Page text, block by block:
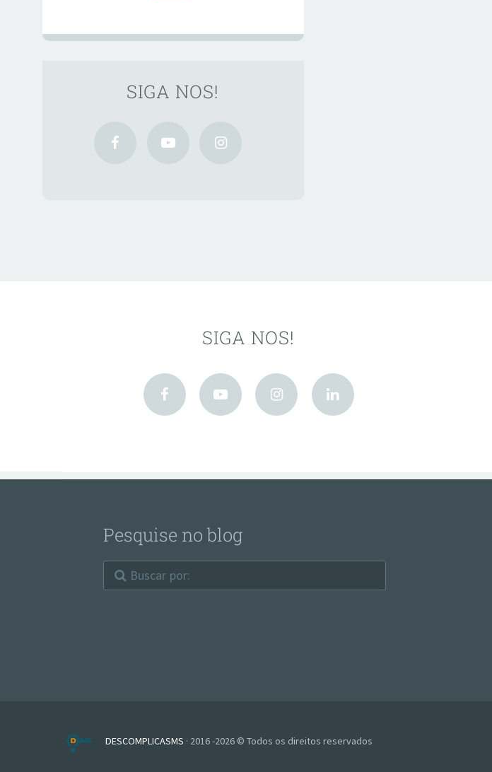
SIGA NOS!
SIGA NOS!
Pesquise no blog
DESCOMPLICASMS · 2016 -2026 © Todos os direitos reservados